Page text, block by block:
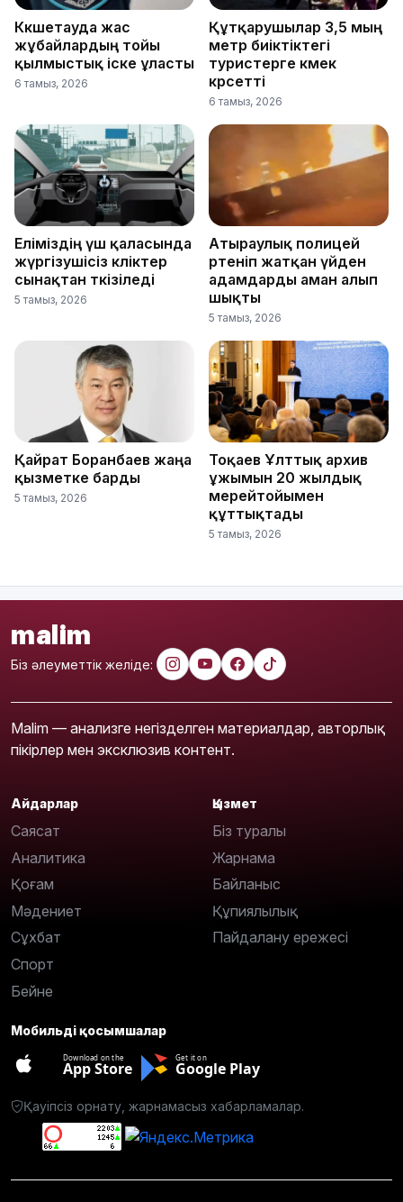
Көкшетауда жас
жұбайлардың тойы
қылмыстық іске ұласты
6 тамыз, 2026
Құтқарушылар 3,5 мың
метр биіктіктегі
туристерге көмек
көрсетті
6 тамыз, 2026
Еліміздің үш қаласында
жүргізушісіз көліктер
сынақтан өткізіледі
5 тамыз, 2026
Атыраулық полицей
өртеніп жатқан үйден
адамдарды аман алып
шықты
5 тамыз, 2026
Қайрат Боранбаев жаңа
қызметке барды
5 тамыз, 2026
Тоқаев Ұлттық архив
ұжымын 20 жылдық
мерейтойымен
құттықтады
5 тамыз, 2026
malim
Біз әлеуметтік желіде:
Malim — анализге негізделген материалдар, авторлық
пікірлер мен эксклюзив контент.
Айдарлар
Саясат
Аналитика
Қоғам
Мәдениет
Сұхбат
Спорт
Бейне
Қызмет
Біз туралы
Жарнама
Байланыс
Құпиялылық
Пайдалану ережесі
Мобильді қосымшалар
Download on the
App Store
Get it on
Google Play
Қауіпсіз орнату, жарнамасыз хабарламалар.